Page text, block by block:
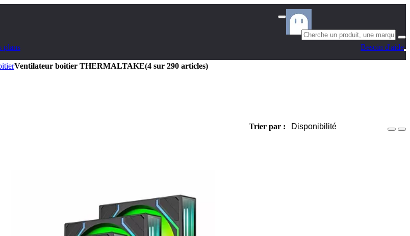
plans Besoin d'aide
Ventilateur boitier THERMALTAKE(4 sur 290 articles)
Trier par : Disponibilité